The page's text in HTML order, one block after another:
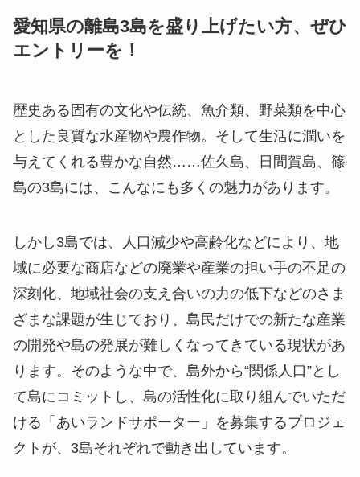
愛知県の離島3島を盛り上げたい方、ぜひ
エントリーを！
歴史ある固有の文化や伝統、魚介類、野菜類を中心
とした良質な水産物や農作物。そして生活に潤いを
与えてくれる豊かな自然……佐久島、日間賀島、篠
島の3島には、こんなにも多くの魅力があります。
しかし3島では、人口減少や高齢化などにより、地
域に必要な商店などの廃業や産業の担い手の不足の
深刻化、地域社会の支え合いの力の低下などのさま
ざまな課題が生じており、島民だけでの新たな産業
の開発や島の発展が難しくなってきている現状があ
ります。そのような中で、島外から“関係人口”とし
て島にコミットし、島の活性化に取り組んでいただ
ける「あいランドサポーター」を募集するプロジェ
クトが、3島それぞれで動き出しています。